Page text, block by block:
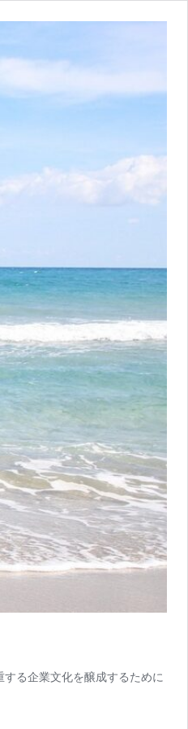
る企業文化を醸成するために